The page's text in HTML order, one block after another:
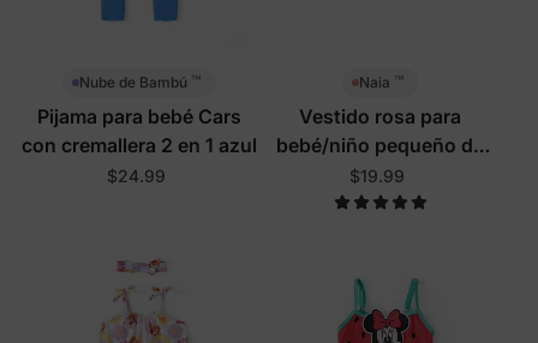
Nube de Bambú ™
Pijama para bebé Cars
con cremallera 2 en 1 azul
$24.99
Naia ™
Vestido rosa para
bebé/niño pequeño de
Disney Mickey y sus
amigos
$19.99